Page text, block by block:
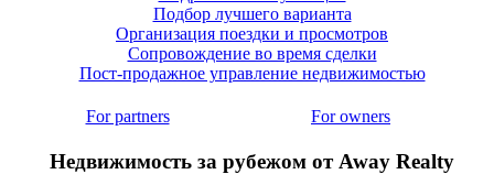
Подбор лучшего варианта
Организация поездки и просмотров
Сопровождение во время сделки
Пост-продажное управление недвижимостью
For partners For owners
Недвижимость за рубежом от Away Realty